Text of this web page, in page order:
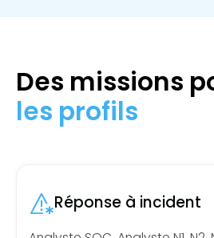
Des missions
les profils
Réponse à incident